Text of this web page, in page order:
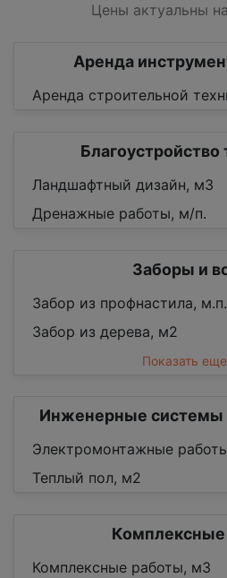
Цены актуальны
Аренда
Аренда строительной
Благоустройство
Ландшафтный дизайн, м3
Дренажные работы, м/п.
Заборы и
Забор из профнастила, м.п.
Забор из дерева, м2
Показать
Инженерные системы
Электромонтажные
Теплый пол, м2
Комплексные работы, м3